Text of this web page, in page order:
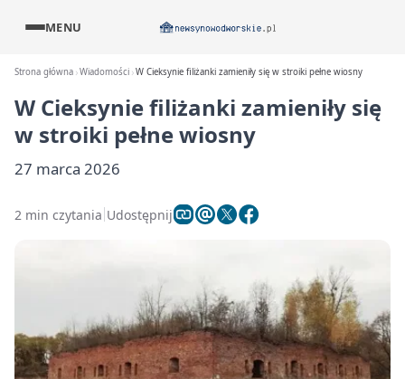
MENU
Strona główna Wiadomości W Cieksynie filiżanki zamieniły się w stroiki pełne wiosny
W Cieksynie filiżanki zamieniły się
w stroiki pełne wiosny
27 marca 2026
2 min czytania Udostępnij